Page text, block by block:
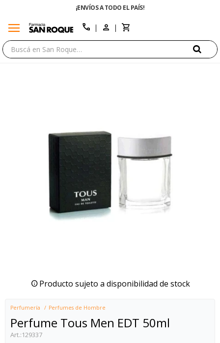
¡ENVÍOS A TODO EL PAÍS!
menu call
Producto sujeto a disponibilidad de stock
Perfumería Perfumes de Hombre
Perfume Tous Men EDT 50ml
129337
close